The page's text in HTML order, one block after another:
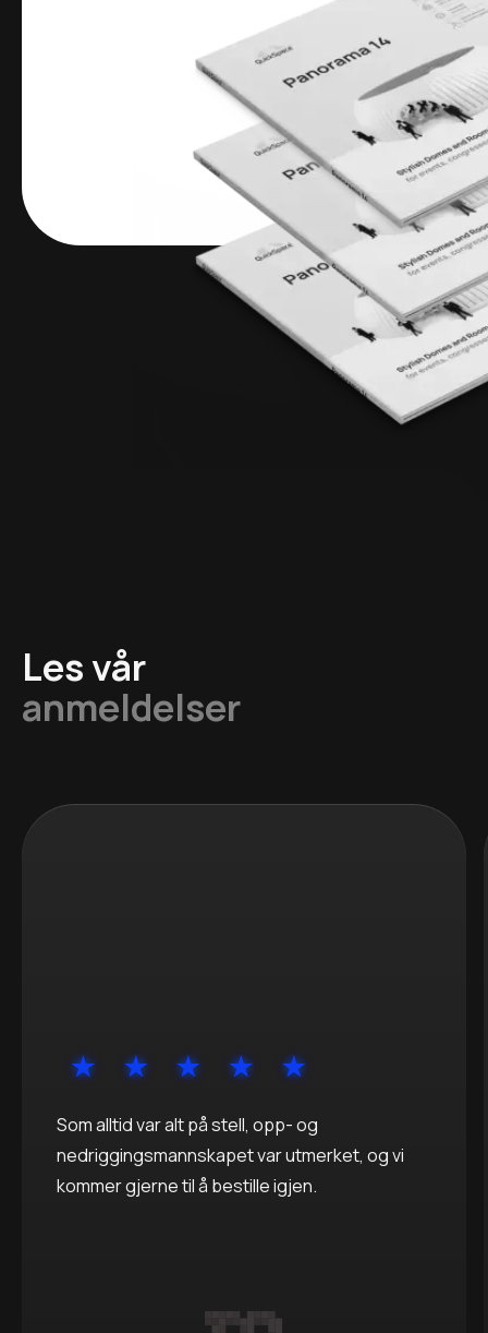
Les vår
anmeldelser
Som alltid var alt på stell, opp- og
nedriggingsmannskapet var utmerket, og vi
kommer gjerne til å bestille igjen.